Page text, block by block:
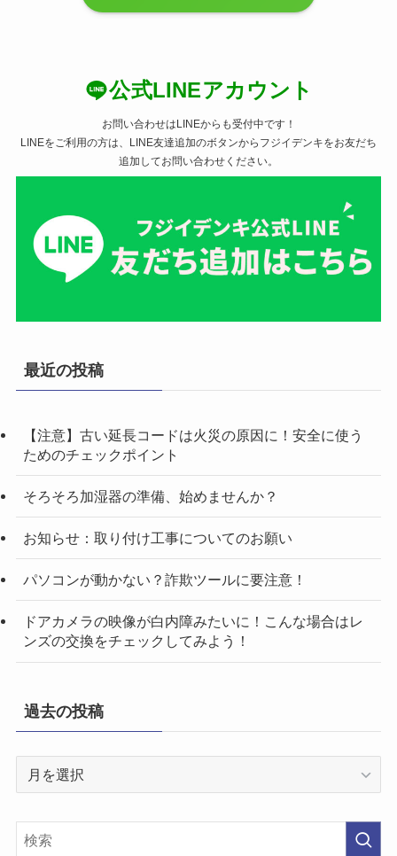
公式LINEアカウント
お問い合わせはLINEからも受付中です！
LINEをご利用の方は、LINE友達追加のボタンからフジイデンキをお友だち
追加してお問い合わせください。
最近の投稿
【注意】古い延長コードは火災の原因に！安全に使う
ためのチェックポイント
そろそろ加湿器の準備、始めませんか？
お知らせ：取り付け工事についてのお願い
パソコンが動かない？詐欺ツールに要注意！
ドアカメラの映像が白内障みたいに！こんな場合はレ
ンズの交換をチェックしてみよう！
過去の投稿
投